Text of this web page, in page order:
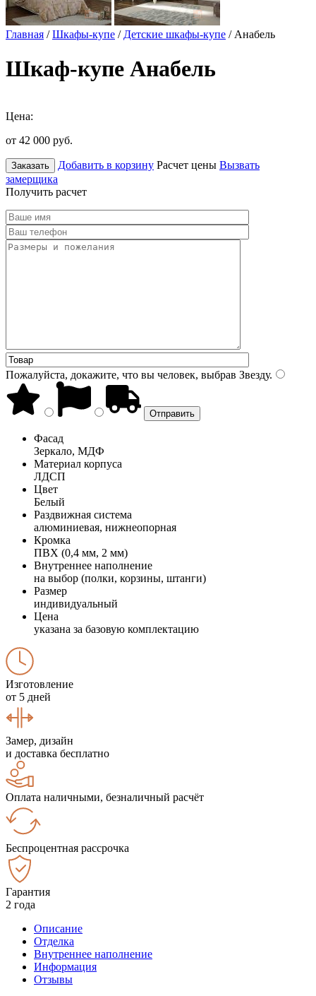
Главная /Шкафы-купе / Детские шкафы-купе / Анабель
Шкаф-купе Анабель
Цена:
от 42 000 руб.
Заказать Добавить в корзину Расчет цены Вызвать
замерщика
Получить расчет
Пожалуйста, докажите, что вы человек, выбрав Звезду.
Фасад
Зеркало, МДФ
Материал корпуса
ЛДСП
Цвет
Белый
Раздвижная система
алюминиевая, нижнеопорная
Кромка
ПВХ (0,4 мм, 2 мм)
Внутреннее наполнение
на выбор (полки, корзины, штанги)
Размер
индивидуальный
Цена
указана за базовую комплектацию
Изготовление
от 5 дней
Замер, дизайн
и доставка бесплатно
Оплата наличными, безналичный расчёт
Беспроцентная рассрочка
Гарантия
2 года
Описание
Отделка
Внутреннее наполнение
Информация
Отзывы